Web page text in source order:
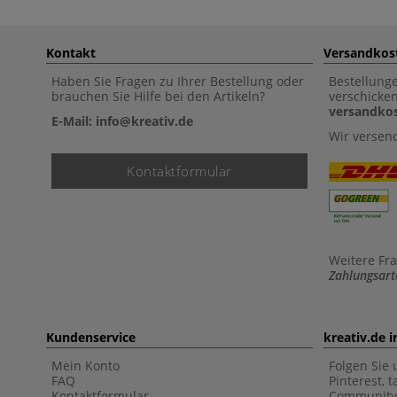
Kontakt
Haben Sie Fragen zu Ihrer Bestellung oder
brauchen Sie Hilfe bei den Artikeln?
E-Mail: info@kreativ.de
Kontaktformular
Wir
Weitere
Kundenservice
Mein Konto
FAQ
kreativ.de
Folgen Sie
Pinterest,